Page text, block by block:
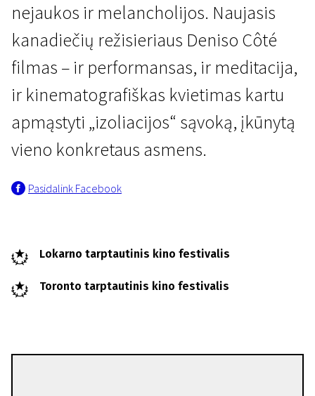
Galvok ką nori
Panelė Kenopsija
1 val. 20 min. | Eksperimentinis | N-13
nejaukos ir melancholijos. Naujasis
kanadiečių režisieriaus Deniso Côté
filmas – ir performansas, ir meditacija,
ir kinematografiškas kvietimas kartu
apmąstyti „izoliacijos“ sąvoką, įkūnytą
vieno konkretaus asmens.
Pasidalink Facebook
Lokarno tarptautinis kino festivalis
Toronto tarptautinis kino festivalis